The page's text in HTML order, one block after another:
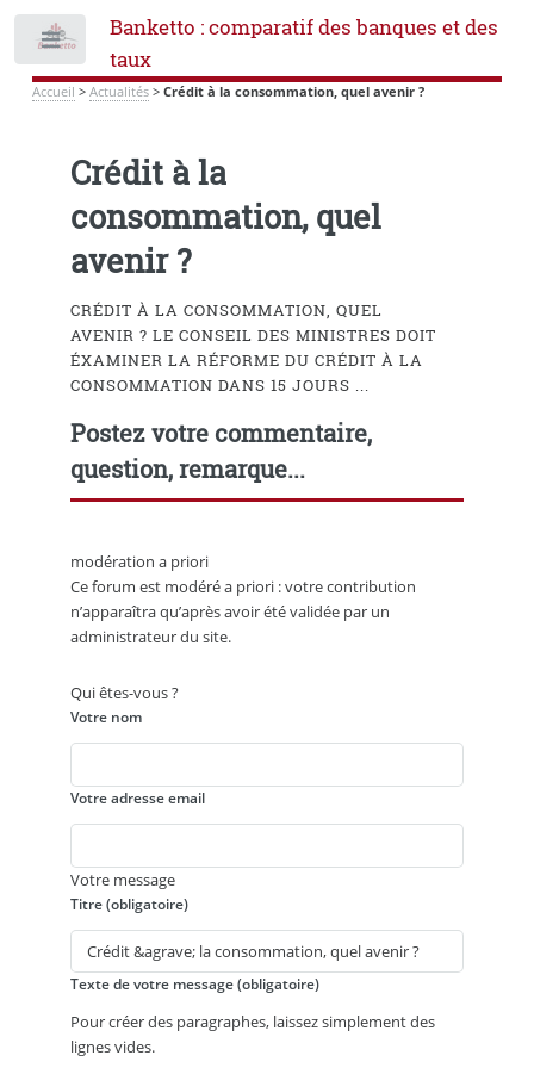
Banketto : comparatif des banques et des
taux
Accueil > Actualités> Crédit à la consommation, quel avenir ?
Crédit à la
consommation, quel
avenir ?
CRÉDIT À LA CONSOMMATION, QUEL
AVENIR ? LE CONSEIL DES MINISTRES DOIT
ÉXAMINER LA RÉFORME DU CRÉDIT À LA
CONSOMMATION DANS 15 JOURS ...
Postez votre commentaire,
question, remarque...
modération a priori
Ce forum est modéré a priori : votre contribution
n’apparaîtra qu’après avoir été validée par un
administrateur du site.
Qui êtes-vous ?
Votre nom
Votre adresse email
Votre message
Titre (obligatoire)
Texte de votre message (obligatoire)
Pour créer des paragraphes, laissez simplement des
lignes vides.